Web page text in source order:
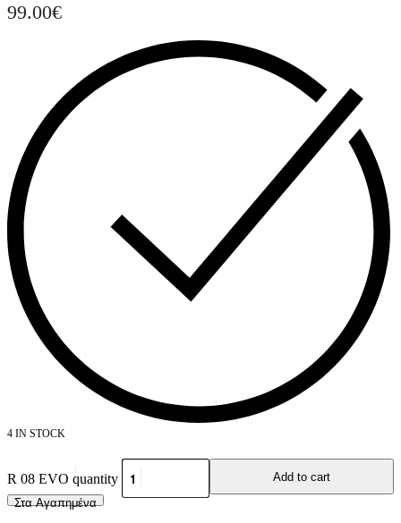
99.00€
4 IN STOCK
R 08 EVO quantity
Add to cart
Στα Αγαπημένα